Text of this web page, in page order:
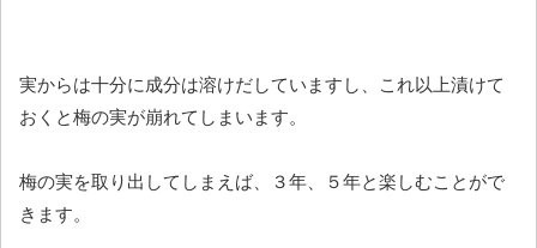
実からは十分に成分は溶けだしていますし、これ以上漬けて
おくと梅の実が崩れてしまいます。
梅の実を取り出してしまえば、３年、５年と楽しむことがで
きます。